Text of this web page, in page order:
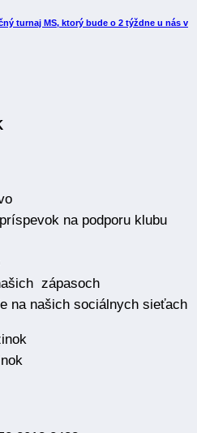
turnaj MS, ktorý bude o 2 týždne u nás v
na podporu klubu
zápasoch
na našich sociálnych sieťach